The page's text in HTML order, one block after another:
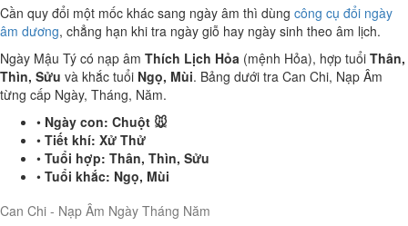
Cần quy đổi một mốc khác sang ngày âm thì dùng công cụ đổi ngày
âm dương, chẳng hạn khi tra ngày giỗ hay ngày sinh theo âm lịch.
Ngày Mậu Tý có nạp âm Thích Lịch Hỏa (mệnh Hỏa), hợp tuổi Thân,
Thìn, Sửu và khắc tuổi Ngọ, Mùi. Bảng dưới tra Can Chi, Nạp Âm
từng cấp Ngày, Tháng, Năm.
• Ngày con: Chuột 🐭
• Tiết khí: Xử Thử
• Tuổi hợp: Thân, Thìn, Sửu
• Tuổi khắc: Ngọ, Mùi
Can Chi - Nạp Âm Ngày Tháng Năm